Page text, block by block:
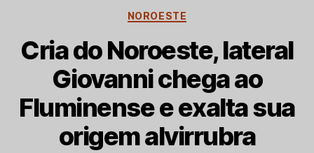
Categorias
NOROESTE
Cria do Noroeste, lateral
Giovanni chega ao
Fluminense e exalta sua
origem alvirrubra